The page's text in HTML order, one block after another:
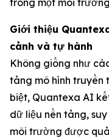
Giới thiệu
cảnh và tự hành
Không giống như
tảng mô hình truyền
biệt, Quantexa AI
dữ liệu nền tảng,
môi trường được